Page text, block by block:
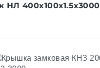
НЛ 400x100х1.5х3000